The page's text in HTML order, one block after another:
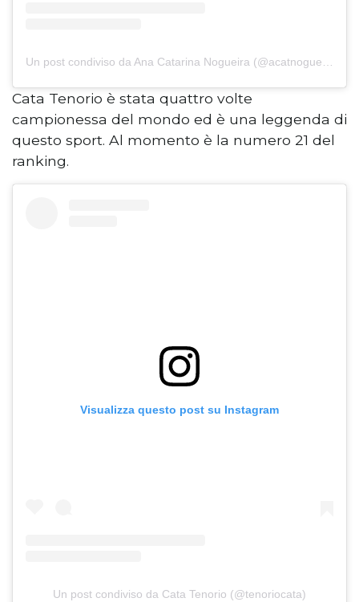
Cata Tenorio è stata quattro volte
campionessa del mondo ed è una leggenda di
questo sport. Al momento è la numero 21 del
ranking.
Visualizza questo post su Instagram
Un post condiviso da Cata Tenorio (@tenoriocata)